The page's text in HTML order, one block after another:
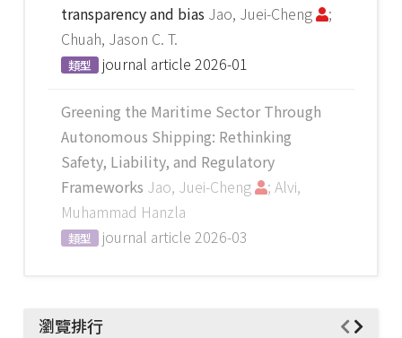
transparency and bias Jao, Juei-Cheng
;
Chuah, Jason C. T.
類型 journal article 2026-01
Greening the Maritime Sector Through
Autonomous Shipping: Rethinking
Safety, Liability, and Regulatory
Frameworks Jao, Juei-Cheng
; Alvi,
Muhammad Hanzla
類型 journal article 2026-03
瀏覽排行